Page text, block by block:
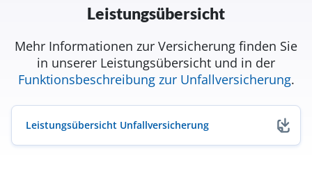
Leistungsübersicht
Mehr Informationen zur Versicherung finden Sie
in unserer Leistungsübersicht und in der
Funktionsbeschreibung zur Unfallversicherung.
Leistungsübersicht Unfallversicherung
(öffnet in neuem Fenster)